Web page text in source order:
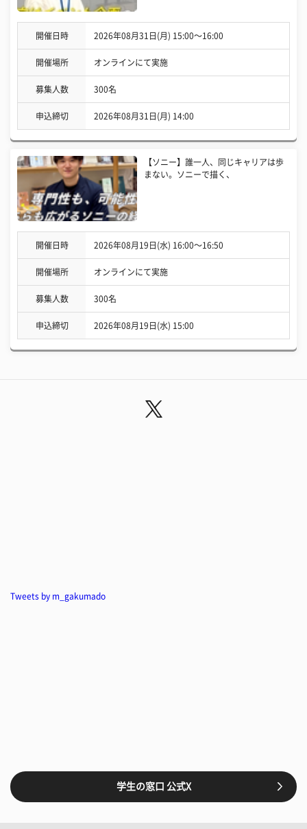
開催日時 2026年08月31日(月) 15:00〜16:00
開催場所 オンラインにて実施
募集人数 300名
申込締切 2026年08月31日(月) 14:00
【ソニー】誰一人、同じキャリアは歩
まない。ソニーで描く、
開催日時 2026年08月19日(水) 16:00〜16:50
開催場所 オンラインにて実施
募集人数 300名
申込締切 2026年08月19日(水) 15:00
Tweets by m_gakumado
学生の窓口 公式X